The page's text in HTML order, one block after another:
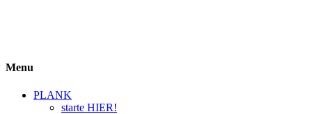
Menu
PLANK
starte HIER!